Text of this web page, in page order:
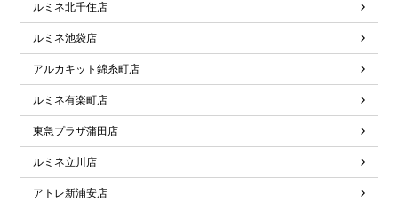
ルミネ北千住店
ルミネ池袋店
アルカキット錦糸町店
ルミネ有楽町店
東急プラザ蒲田店
ルミネ立川店
アトレ新浦安店